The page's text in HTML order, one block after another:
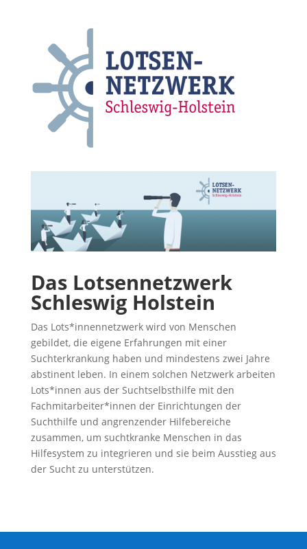
Das Lotsennetzwerk
Schleswig Holstein
Das Lots*innennetzwerk wird von Menschen
gebildet, die eigene Erfahrungen mit einer
Suchterkrankung haben und mindestens zwei Jahre
abstinent leben. In einem solchen Netzwerk arbeiten
Lots*innen aus der Suchtselbsthilfe mit den
Fachmitarbeiter*innen der Einrichtungen der
Suchthilfe und angrenzender Hilfebereiche
zusammen, um suchtkranke Menschen in das
Hilfesystem zu integrieren und sie beim Ausstieg aus
der Sucht zu unterstützen.